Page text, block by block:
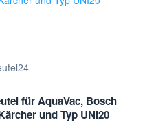
für AquaVac, Bosch
und Typ UNI20